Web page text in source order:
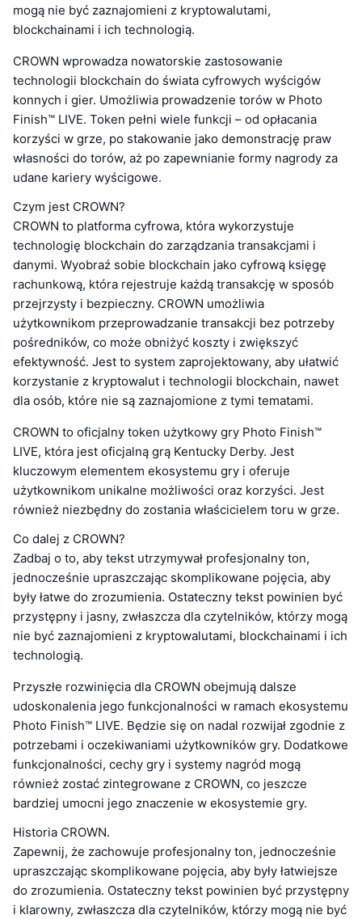
mogą nie być zaznajomieni z kryptowalutami,
blockchainami i ich technologią.
CROWN wprowadza nowatorskie zastosowanie
technologii blockchain do świata cyfrowych wyścigów
konnych i gier. Umożliwia prowadzenie torów w Photo
Finish™ LIVE. Token pełni wiele funkcji – od opłacania
korzyści w grze, po stakowanie jako demonstrację praw
własności do torów, aż po zapewnianie formy nagrody za
udane kariery wyścigowe.
Czym jest CROWN?
CROWN to platforma cyfrowa, która wykorzystuje
technologię blockchain do zarządzania transakcjami i
danymi. Wyobraź sobie blockchain jako cyfrową księgę
rachunkową, która rejestruje każdą transakcję w sposób
przejrzysty i bezpieczny. CROWN umożliwia
użytkownikom przeprowadzanie transakcji bez potrzeby
pośredników, co może obniżyć koszty i zwiększyć
efektywność. Jest to system zaprojektowany, aby ułatwić
korzystanie z kryptowalut i technologii blockchain, nawet
dla osób, które nie są zaznajomione z tymi tematami.
CROWN to oficjalny token użytkowy gry Photo Finish™
LIVE, która jest oficjalną grą Kentucky Derby. Jest
kluczowym elementem ekosystemu gry i oferuje
użytkownikom unikalne możliwości oraz korzyści. Jest
również niezbędny do zostania właścicielem toru w grze.
Co dalej z CROWN?
Zadbaj o to, aby tekst utrzymywał profesjonalny ton,
jednocześnie upraszczając skomplikowane pojęcia, aby
były łatwe do zrozumienia. Ostateczny tekst powinien być
przystępny i jasny, zwłaszcza dla czytelników, którzy mogą
nie być zaznajomieni z kryptowalutami, blockchainami i ich
technologią.
Przyszłe rozwinięcia dla CROWN obejmują dalsze
udoskonalenia jego funkcjonalności w ramach ekosystemu
Photo Finish™ LIVE. Będzie się on nadal rozwijał zgodnie z
potrzebami i oczekiwaniami użytkowników gry. Dodatkowe
funkcjonalności, cechy gry i systemy nagród mogą
również zostać zintegrowane z CROWN, co jeszcze
bardziej umocni jego znaczenie w ekosystemie gry.
Historia CROWN.
Zapewnij, że zachowuje profesjonalny ton, jednocześnie
upraszczając skomplikowane pojęcia, aby były łatwiejsze
do zrozumienia. Ostateczny tekst powinien być przystępny
i klarowny, zwłaszcza dla czytelników, którzy mogą nie być